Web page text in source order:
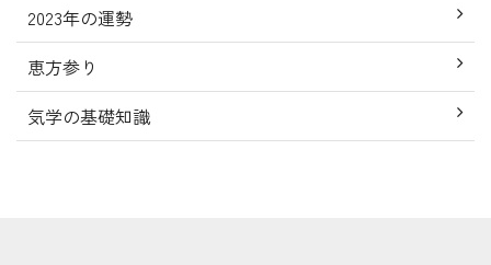
2023年の運勢
恵方参り
気学の基礎知識